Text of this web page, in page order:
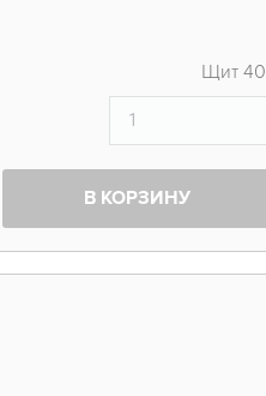
Щит
В КОРЗИНУ